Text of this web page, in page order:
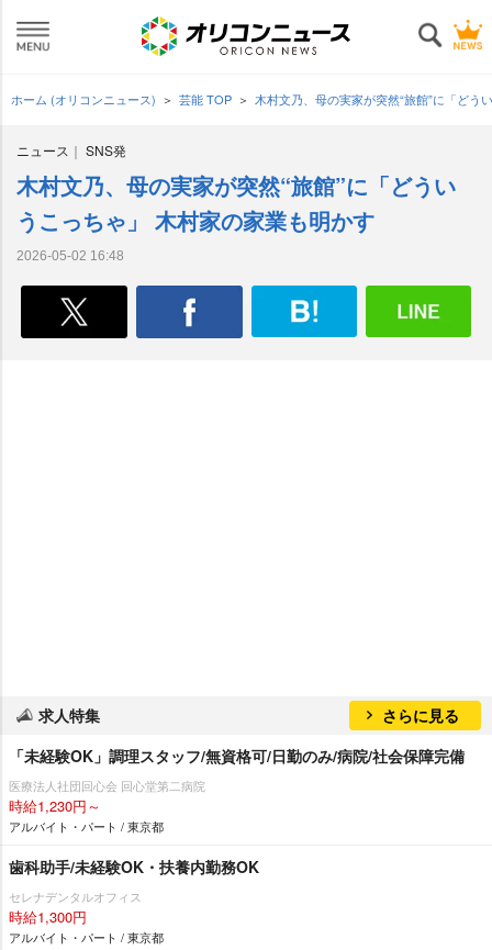
ホーム (オリコンニュース) 芸能 TOP 木村文乃、母の実家が突然“旅館”に「ど
ニュース SNS発
木村文乃、母の実家が突然“旅館”に「どうい
うこっちゃ」 木村家の家業も明かす
2026-05-02 16:48
求人特集
さらに見る
「未経験OK」調理スタッフ/無資格可/日勤のみ/病院/社会保障完備
医療法人社団回心会 回心堂第二病院
時給1,230円～
アルバイト・パート / 東京都
歯科助手/未経験OK・扶養内勤務OK
セレナデンタルオフィス
時給1,300円
アルバイト・パート / 東京都